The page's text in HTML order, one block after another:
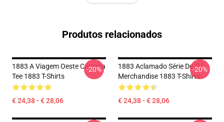
Produtos relacionados
1883 A Viagem Oeste Começa
Tee 1883 T-Shirts
€ 24,38 - € 28,06
-20%
1883 Aclamado Série De TV
Merchandise 1883 T-Shirts
€ 24,38 - € 28,06
-20%